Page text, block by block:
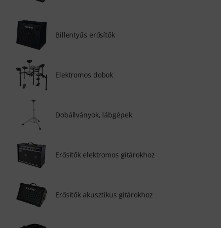
Billentyűs erősítők
Elektromos dobok
Dobállványok, lábgépek
Erősítők elektromos gitárokhoz
Erősítők akusztikus gitárokhoz